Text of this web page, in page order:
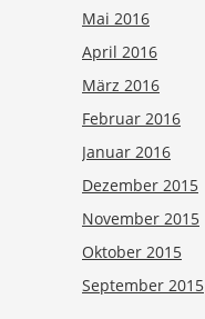
Mai 2016
April 2016
März 2016
Februar 2016
Januar 2016
Dezember 2015
November 2015
Oktober 2015
September 2015